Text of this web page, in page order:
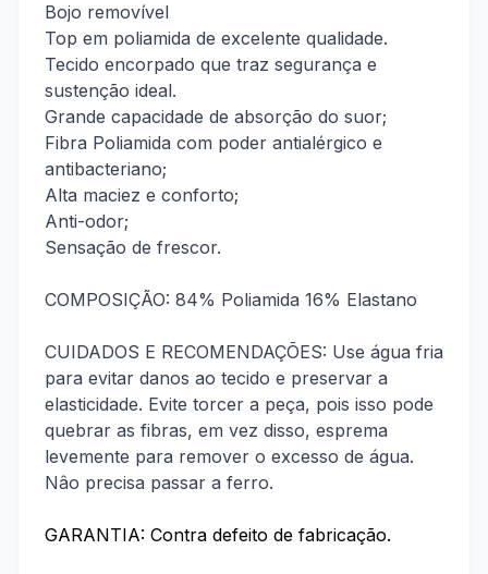
Categorias
Couro Fitness
Pesquisar produtos
Bojo removível
Top em poliamida de excelente qualidade.
Tecido encorpado que traz segurança e
sustenção ideal.
Grande capacidade de absorção do suor;
Fibra Poliamida com poder antialérgico e
antibacteriano;
Alta maciez e conforto;
Anti-odor;
Sensação de frescor.
COMPOSIÇÃO: 84% Poliamida 16% Elastano
CUIDADOS E RECOMENDAÇÕES: Use água fria
para evitar danos ao tecido e preservar a
elasticidade. Evite torcer a peça, pois isso pode
quebrar as fibras, em vez disso, esprema
levemente para remover o excesso de água.
Nâo precisa passar a ferro.
GARANTIA: Contra defeito de fabricação.